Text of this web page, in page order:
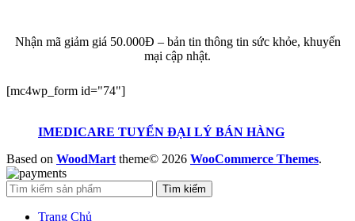
Nhận mã giảm giá 50.000Đ – bản tin thông tin sức khỏe, khuyến
mại cập nhật.
[mc4wp_form id="74"]
IMEDICARE TUYỂN ĐẠI LÝ BÁN HÀNG
Based on WoodMart theme© 2026 WooCommerce Themes.
Tìm kiếm
Trang Chủ